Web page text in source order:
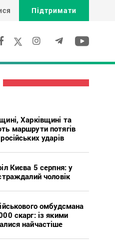
Підтримати
Харківщині та
маршрути потягів
ударів
Києва 5 серпня: у
чоловік
омбудсмана
скарг: із якими
найчастіше